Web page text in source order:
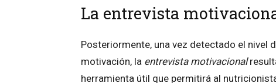
La entrevista
Posteriormente, una vez detectado el nivel
motivación, la entrevista motivacional
herramienta útil que permitirá al